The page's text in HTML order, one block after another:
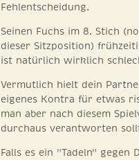
Fehlentscheidung.
Seinen Fuchs im 8. Stich
dieser Sitzposition)
ist natürlich wirklich
Vermutlich hielt dein
eigenes Kontra für etwas
man aber nach diesem
durchaus verantworten
Falls es ein "Tadeln" gegen